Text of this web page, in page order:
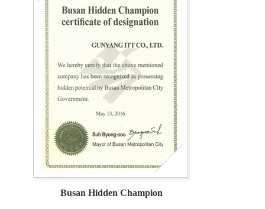
Busan Hidden Champion